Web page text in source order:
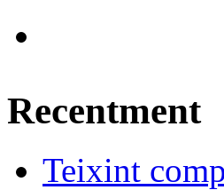
Recentment
Teixint